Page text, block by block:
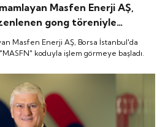
Masfen Enerji AŞ,
gong töreniyle
görmeye başladı.
Masfen Enerji AŞ, Borsa İstanbul'da
koduyla işlem görmeye başladı.